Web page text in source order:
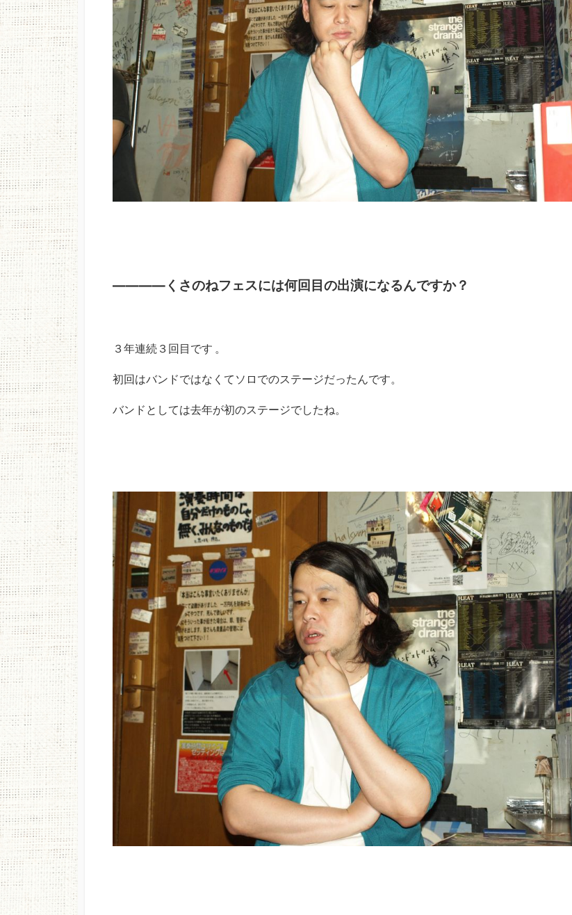
――――くさのねフェスには何回目の出演になるんですか？
３年連続３回目です 。
初回はバンドではなくてソロでのステージだったんです。
バンドとしては去年が初のステージでしたね。